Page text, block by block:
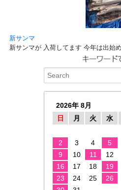
新サンマ
新サンマが 入荷してます 今年は出始
2026年 8月
日
月 火 水
2
3 4 5
9
10 11 12
16
17 18 19
23
24 25 26